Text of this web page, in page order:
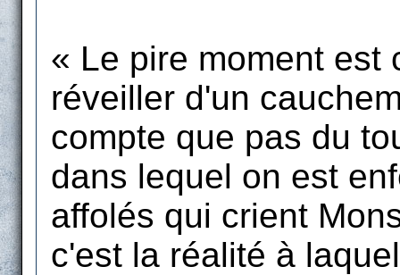
« Le pire moment est
réveiller d'un
compte que pas du
dans lequel on est
affolés qui crient
c'est la réalité à